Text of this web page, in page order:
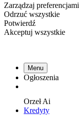
Zarządzaj preferencjami
Odrzuć wszystkie
Potwierdź
Akceptuj wszystkie
Menu
Ogłoszenia
OrzełAi
Kredyty